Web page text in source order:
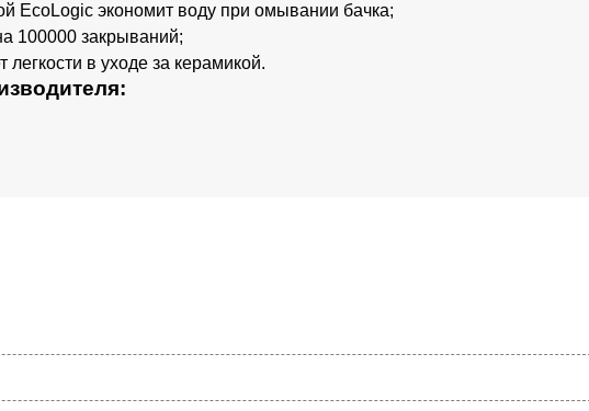
EcoLogic экономит воду при омывании бачка;
100000 закрываний;
в уходе за керамикой.